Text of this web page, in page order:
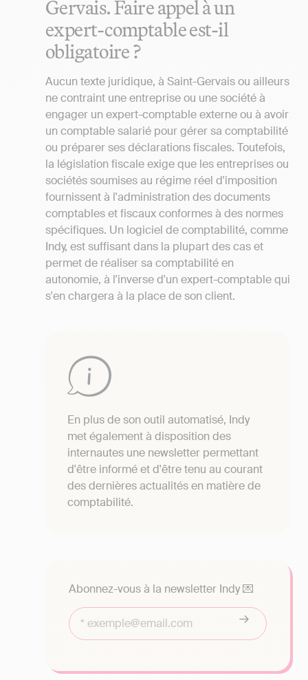
Gervais. Faire appel à un
expert-comptable est-il
obligatoire ?
Aucun texte juridique, à Saint-Gervais ou ailleurs
ne contraint une entreprise ou une société à
engager un expert-comptable externe ou à avoir
un comptable salarié pour gérer sa comptabilité
ou préparer ses déclarations fiscales. Toutefois,
la législation fiscale exige que les entreprises ou
sociétés soumises au régime réel d'imposition
fournissent à l'administration des documents
comptables et fiscaux conformes à des normes
spécifiques. Un logiciel de comptabilité, comme
Indy, est suffisant dans la plupart des cas et
permet de réaliser sa comptabilité en
autonomie, à l'inverse d'un expert-comptable qui
s'en chargera à la place de son client.
En plus de son outil automatisé, Indy
met également à disposition des
internautes une newsletter permettant
d'être informé et d'être tenu au courant
des dernières actualités en matière de
comptabilité.
Abonnez-vous à la newsletter Indy 💌